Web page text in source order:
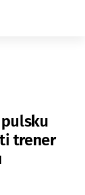
trener